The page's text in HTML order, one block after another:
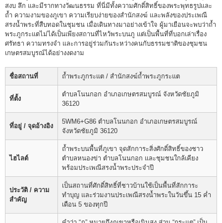
สงบ ลึก และมีรากทางวัฒนธรรม ที่นี่มีทั้งความศักดิ์สิทธิ์ของพระพุทธรูปและ
ถ้ำ ความงามของภูเขา ความเรียบง่ายของสำนักสงฆ์ และพลังของประเพณี
สรงน้ำพระที่สืบทอดในชุมชน เมื่อเดินทางมาอย่างเข้าใจ ผู้มาเยือนจะพบว่าถ้ำ
พระภูกระแตไม่ได้เป็นเพียงสถานที่ไหว้พระบนภู แต่เป็นพื้นที่ที่บอกเล่าเรื่อง
ศรัทธา ความทรงจำ และการอยู่ร่วมกันระหว่างคนกับธรรมชาติของชุมชน
เกษตรสมบูรณ์ได้อย่างงดงาม
ชื่อสถานที่ ถ้ำพระภูกระแต / สำนักสงฆ์ถ้ำพระภูกระแต
ที่ตั้ง
ตำบลโนนกอก อำเภอเกษตรสมบูรณ์ จังหวัดชัยภูมิ
36120
ที่อยู่ / จุดอ้างอิง
5WM6+G86 ตำบลโนนกอก อำเภอเกษตรสมบูรณ์
จังหวัดชัยภูมิ 36120
ไฮไลต์
ถ้ำพระบนพื้นที่ภูเขา จุดสักการะสิ่งศักดิ์สิทธิ์ของชาว
ตำบลหนองข่า ตำบลโนนกอก และชุมชนใกล้เคียง
พร้อมประเพณีสรงน้ำพระประจำปี
ประวัติ / ความ
สำคัญ
เป็นสถานที่ศักดิ์สิทธิ์ที่ชาวบ้านใช้เป็นพื้นที่สักการะ
ทำบุญ และร่วมงานประเพณีสรงน้ำพระในวันขึ้น 15 ค่ำ
เดือน 5 ของทุกปี